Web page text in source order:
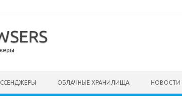
ОБЛАЧНЫЕ ХРАНИЛИЩА НОВОСТИ